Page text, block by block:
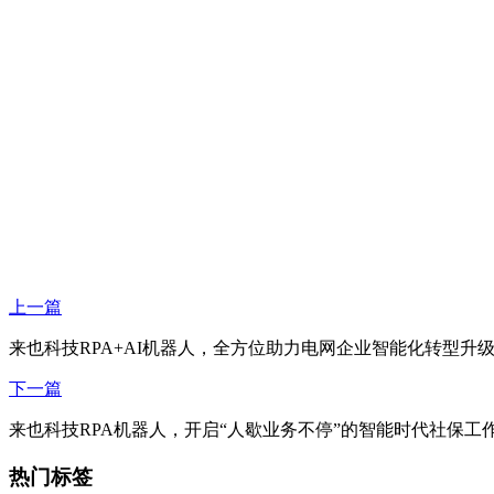
上一篇
来也科技RPA+AI机器人，全方位助力电网企业智能化转型升级
下一篇
来也科技RPA机器人，开启“人歇业务不停”的智能时代社保工
热门标签